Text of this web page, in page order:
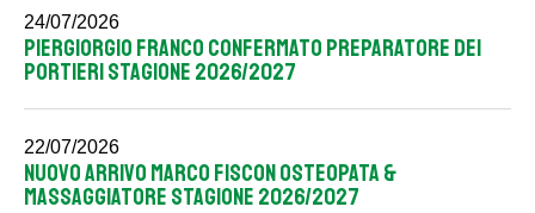
24/07/2026
PIERGIORGIO FRANCO CONFERMATO PREPARATORE DEI
PORTIERI STAGIONE 2026/2027
22/07/2026
NUOVO ARRIVO MARCO FISCON OSTEOPATA &
MASSAGGIATORE STAGIONE 2026/2027